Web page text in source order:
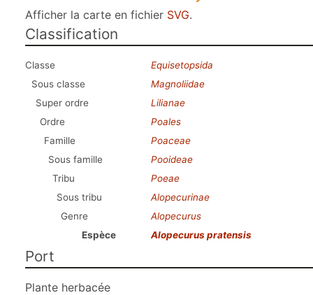
Afficher la carte en fichier SVG.
Classification
Classe
Equisetopsida
Sous classe
Magnoliidae
Super ordre
Lilianae
Ordre
Poales
Famille
Poaceae
Sous famille
Pooideae
Tribu
Poeae
Sous tribu
Alopecurinae
Genre
Alopecurus
Espèce
Alopecurus pratensis
Port
Plante herbacée